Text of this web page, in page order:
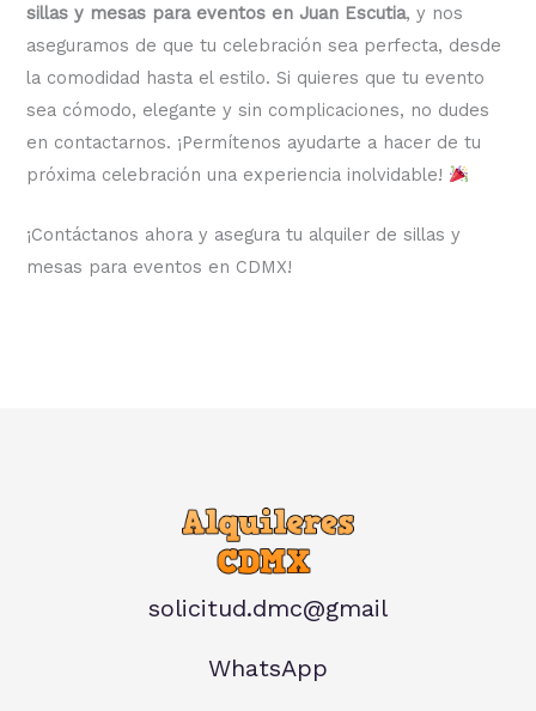
sillas y mesas para eventos en Juan Escutia, y nos
aseguramos de que tu celebración sea perfecta, desde
la comodidad hasta el estilo. Si quieres que tu evento
sea cómodo, elegante y sin complicaciones, no dudes
en contactarnos. ¡Permítenos ayudarte a hacer de tu
próxima celebración una experiencia inolvidable!
¡Contáctanos ahora y asegura tu alquiler de sillas y
mesas para eventos en CDMX!
solicitud.dmc@gmail
WhatsApp